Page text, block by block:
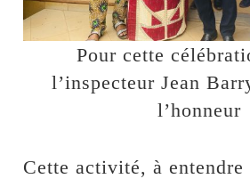
Pour cette
l’inspecteur Jean
l’honneur
Cette activité, à